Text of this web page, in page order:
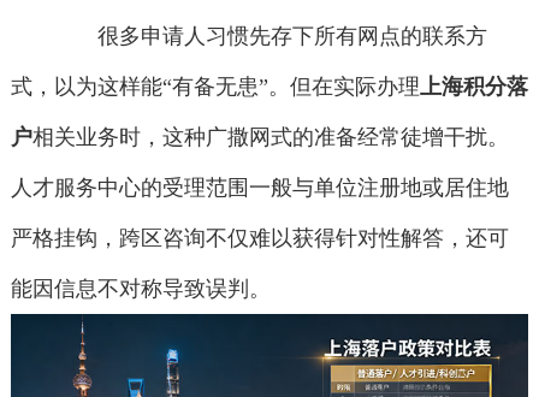
很多申请人习惯先存下所有网点的联系方
式，以为这样能“有备无患”。但在实际办理上海积分落
户相关业务时，这种广撒网式的准备经常徒增干扰。
人才服务中心的受理范围一般与单位注册地或居住地
严格挂钩，跨区咨询不仅难以获得针对性解答，还可
能因信息不对称导致误判。